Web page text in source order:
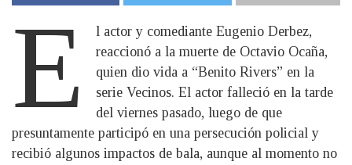
E
l actor y comediante Eugenio Derbez,
reaccionó a la muerte de Octavio Ocaña,
quien dio vida a “Benito Rivers” en la
serie Vecinos. El actor falleció en la tarde
del viernes pasado, luego de que
presuntamente participó en una persecución policial y
recibió algunos impactos de bala, aunque al momento no